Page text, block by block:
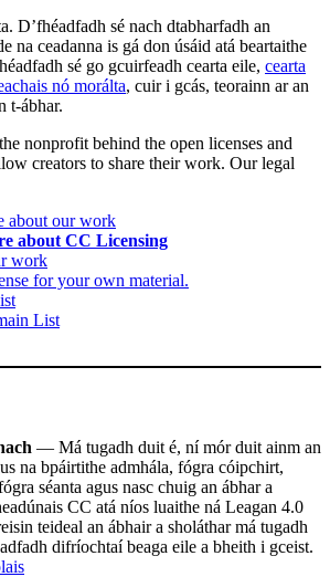
D’fhéadfadh sé nach dtabharfadh an
na ceadanna is gá don úsáid atá beartaithe
sé go gcuirfeadh cearta eile, cearta
nó morálta, cuir i gcás, teorainn ar an
t-ábhar.
nonprofit behind the open licenses and
creators to share their work. Our legal
about our work
about CC Licensing
work
for your own material.
List
— Má tugadh duit é, ní mór duit ainm an
na bpáirtithe admhála, fógra cóipchirt,
séanta agus nasc chuig an ábhar a
CC atá níos luaithe ná Leagan 4.0
teideal an ábhair a sholáthar má tugadh
difríochtaí beaga eile a bheith i gceist.